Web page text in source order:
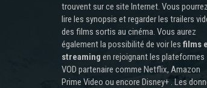
trouvent sur ce site Internet. Vous pourrez
lire les synopsis et regarder les trailers
des films sortis au cinéma. Vous aurez
également la possibilité de voir les films
streaming en rejoignant les plateformes
VOD partenaire comme Netflix, Amazon
Prime Video ou encore Disney+ . Les